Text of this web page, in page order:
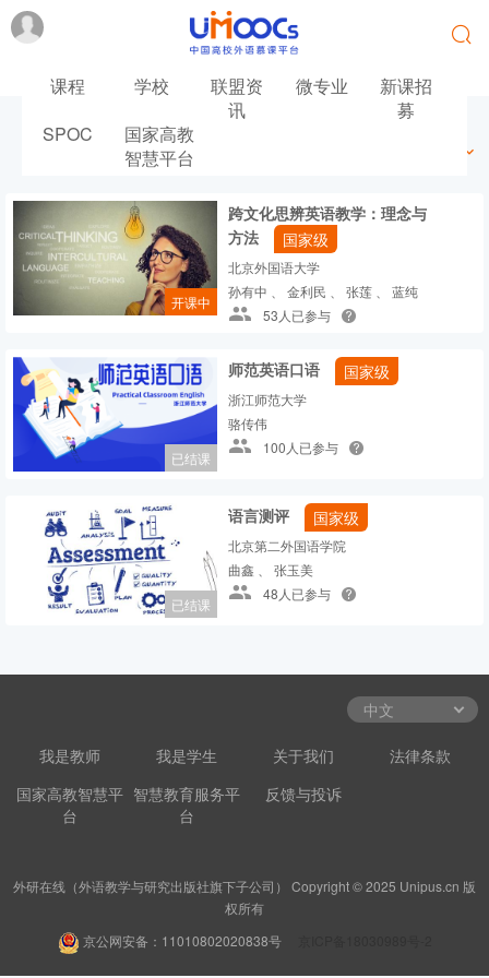
课程 学校
联盟资
讯
微专业
新课招
募
SPOC
国家高教
智慧平台
开课中
跨文化思辨英语教学：理念与
方法
国家级
北京外国语大学
孙有中 、 金利民 、 张莲 、 蓝纯
53人已参与
已结课
师范英语口语 国家级
浙江师范大学
骆传伟
100人已参与
已结课
语言测评 国家级
北京第二外国语学院
曲鑫 、 张玉美
48人已参与
我是教师 我是学生 关于我们
法律条款
国家高教智慧平
台
智慧教育服务平
台
反馈与投诉
外研在线（外语教学与研究出版社旗下子公司） Copyright © 2025 Unipus.cn 版
权所有
京公网安备：11010802020838号